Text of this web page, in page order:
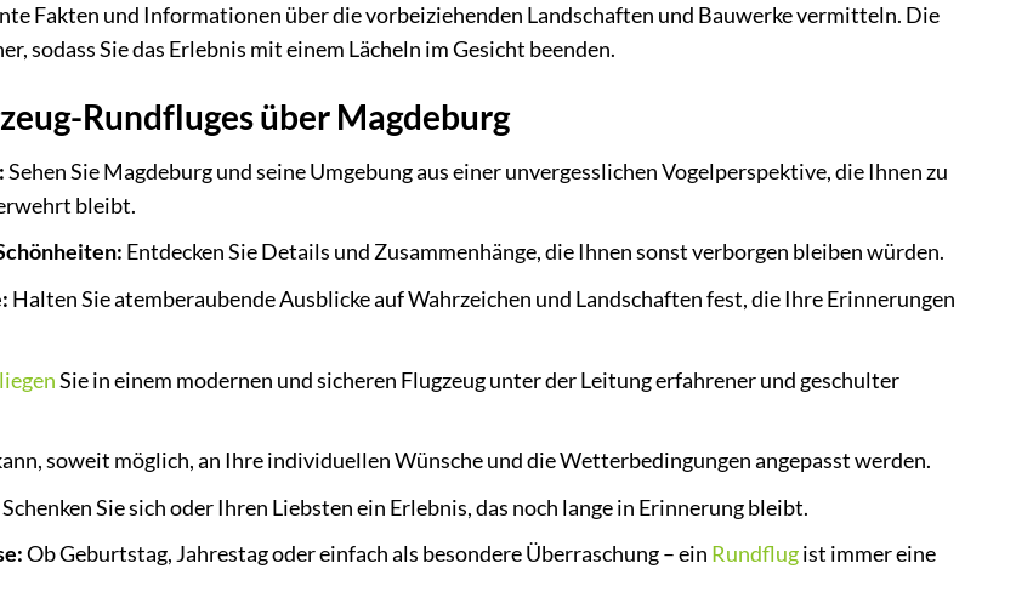
Fakten und Informationen über die vorbeiziehenden Landschaften und Bauwerke vermitteln. Die
sodass Sie das Erlebnis mit einem Lächeln im Gesicht beenden.
Rundfluges über Magdeburg
Sehen Sie Magdeburg und seine Umgebung aus einer unvergesslichen Vogelperspektive, die Ihnen zu
bleibt.
Entdecken Sie Details und Zusammenhänge, die Ihnen sonst verborgen bleiben würden.
Halten Sie atemberaubende Ausblicke auf Wahrzeichen und Landschaften fest, die Ihre Erinnerungen
Sie in einem modernen und sicheren Flugzeug unter der Leitung erfahrener und geschulter
soweit möglich, an Ihre individuellen Wünsche und die Wetterbedingungen angepasst werden.
Schenken Sie sich oder Ihren Liebsten ein Erlebnis, das noch lange in Erinnerung bleibt.
Ob Geburtstag, Jahrestag oder einfach als besondere Überraschung – ein Rundflugist immer eine